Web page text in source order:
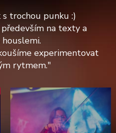
trochou punku :)
na texty a
experimentovat
rytmem."